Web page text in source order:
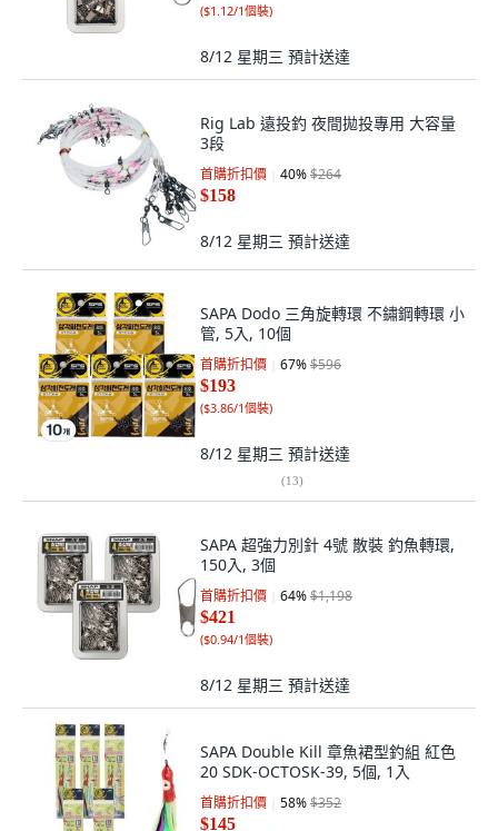
($1.12/1個裝)
8/12 星期三 預計送達
Rig Lab 遠投釣 夜間拋投專用 大容量
3段
首購折扣價 40%$264
$158
8/12 星期三 預計送達
SAPA Dodo 三角旋轉環 不鏽鋼轉環 小
管, 5入, 10個
首購折扣價 67%$596
$193
($3.86/1個裝)
8/12 星期三 預計送達
(13)
SAPA 超強力別針 4號 散裝 釣魚轉環,
150入, 3個
首購折扣價 64%$1,198
$421
($0.94/1個裝)
8/12 星期三 預計送達
SAPA Double Kill 章魚裙型釣組 紅色
20 SDK-OCTOSK-39, 5個, 1入
首購折扣價 58%$352
$145